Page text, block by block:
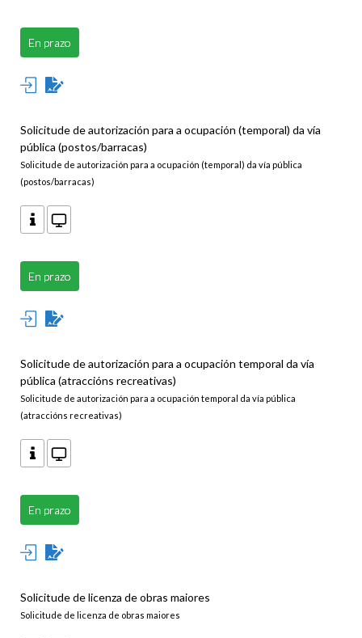
En prazo
Solicitude de autorización para a ocupación (temporal) da vía
pública (postos/barracas)
Solicitude de autorización para a ocupación (temporal) da vía pública
(postos/barracas)
En prazo
Solicitude de autorización para a ocupación temporal da vía
pública (atraccións recreativas)
Solicitude de autorización para a ocupación temporal da vía pública
(atraccións recreativas)
En prazo
Solicitude de licenza de obras maiores
Solicitude de licenza de obras maiores